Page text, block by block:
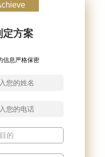
定方案
信息严格保密